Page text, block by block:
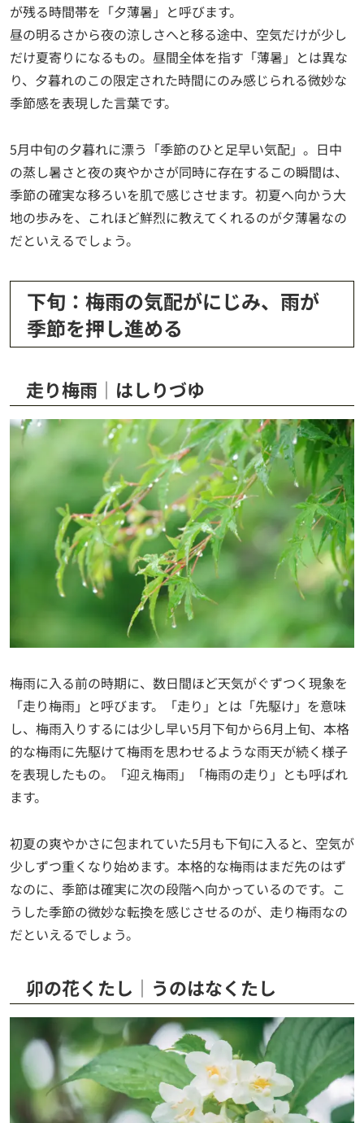
が残る時間帯を「夕薄暑」と呼びます。
昼の明るさから夜の涼しさへと移る途中、空気だけが少し
だけ夏寄りになるもの。昼間全体を指す「薄暑」とは異な
り、夕暮れのこの限定された時間にのみ感じられる微妙な
季節感を表現した言葉です。
5月中旬の夕暮れに漂う「季節のひと足早い気配」。日中
の蒸し暑さと夜の爽やかさが同時に存在するこの瞬間は、
季節の確実な移ろいを肌で感じさせます。初夏へ向かう大
地の歩みを、これほど鮮烈に教えてくれるのが夕薄暑なの
だといえるでしょう。
下旬：梅雨の気配がにじみ、雨が
季節を押し進める
走り梅雨│はしりづゆ
梅雨に入る前の時期に、数日間ほど天気がぐずつく現象を
「走り梅雨」と呼びます。「走り」とは「先駆け」を意味
し、梅雨入りするには少し早い5月下旬から6月上旬、本格
的な梅雨に先駆けて梅雨を思わせるような雨天が続く様子
を表現したもの。「迎え梅雨」「梅雨の走り」とも呼ばれ
ます。
初夏の爽やかさに包まれていた5月も下旬に入ると、空気が
少しずつ重くなり始めます。本格的な梅雨はまだ先のはず
なのに、季節は確実に次の段階へ向かっているのです。こ
うした季節の微妙な転換を感じさせるのが、走り梅雨なの
だといえるでしょう。
卯の花くたし│うのはなくたし